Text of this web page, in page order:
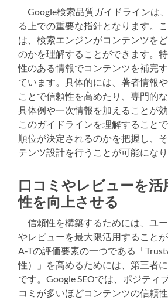
Google検索品質ガイドラインは
る上での重要な指針となります。
は、検索エンジンがコンテンツを
のかを理解することができます。
性のある情報でコンテンツを補完
ています。具体的には、著者情報
ことで信頼性を高めたり、専門的
具体例や一次情報を加えることが効
このガイドラインを理解すること
順位が決定されるのかを把握し、
テンツ設計を行うことが可能になり
口コミやレビューを活
性を向上させる
信頼性を構築するためには、ユ
やレビューを最大限活用すること
A-Tの評価要素の一つである「
性）」を高めるためには、第三者
です。Google SEOでは、ポジティ
コミが多いほどコンテンツの信頼